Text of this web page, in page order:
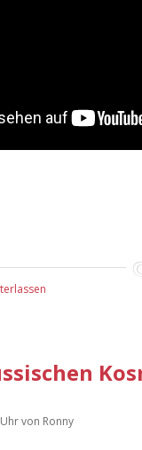
von Ronny